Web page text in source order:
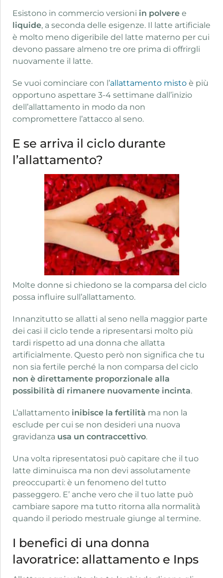
Esistono in commercio versioni in polvere e
liquide, a seconda delle esigenze. Il latte artificiale
è molto meno digeribile del latte materno per cui
devono passare almeno tre ore prima di offrirgli
nuovamente il latte.
Se vuoi cominciare con l’allattamento misto è più
opportuno aspettare 3-4 settimane dall’inizio
dell’allattamento in modo da non
compromettere l’attacco al seno.
E se arriva il ciclo durante
l’allattamento?
Molte donne si chiedono se la comparsa del ciclo
possa influire sull’allattamento.
Innanzitutto se allatti al seno nella maggior parte
dei casi il ciclo tende a ripresentarsi molto più
tardi rispetto ad una donna che allatta
artificialmente. Questo però non significa che tu
non sia fertile perché la non comparsa del ciclo
non è direttamente proporzionale alla
possibilità di rimanere nuovamente incinta.
L’allattamento inibisce la fertilità ma non la
esclude per cui se non desideri una nuova
gravidanza usa un contraccettivo.
Una volta ripresentatosi può capitare che il tuo
latte diminuisca ma non devi assolutamente
preoccuparti: è un fenomeno del tutto
passeggero. E’ anche vero che il tuo latte può
cambiare sapore ma tutto ritorna alla normalità
quando il periodo mestruale giunge al termine.
I benefici di una donna
lavoratrice: allattamento e Inps